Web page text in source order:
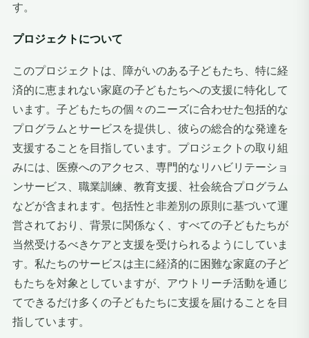
す。
プロジェクトについて
このプロジェクトは、障がいのある子どもたち、特に経
済的に恵まれない家庭の子どもたちへの支援に特化して
います。子どもたちの個々のニーズに合わせた包括的な
プログラムとサービスを提供し、彼らの総合的な発達を
支援することを目指しています。プロジェクトの取り組
みには、医療へのアクセス、専門的なリハビリテーショ
ンサービス、職業訓練、教育支援、社会統合プログラム
などが含まれます。包括性と非差別の原則に基づいて運
営されており、背景に関係なく、すべての子どもたちが
当然受けるべきケアと支援を受けられるようにしていま
す。私たちのサービスは主に経済的に困難な家庭の子ど
もたちを対象としていますが、アウトリーチ活動を通じ
てできるだけ多くの子どもたちに支援を届けることを目
指しています。